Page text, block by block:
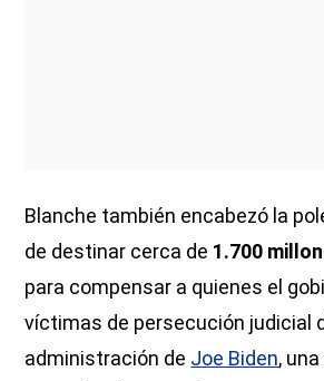
Blanche también encabezó la
de destinar cerca de 1.700
para compensar a quienes el
víctimas de persecución judicial
administración de Joe Biden,